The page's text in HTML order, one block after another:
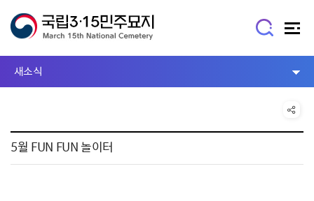
새소식
5월 FUN FUN 놀이터